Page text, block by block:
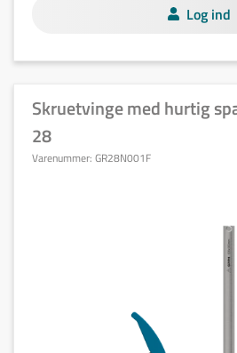
Log ind
Skruetvinge med hurtig
28
Varenummer: GR28N001F